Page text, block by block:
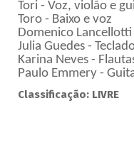
Tori - Voz, violão e
Toro - Baixo e voz
Domenico
Julia Guedes -
Karina Neves -
Paulo Emmery -
Classificação: LIVRE